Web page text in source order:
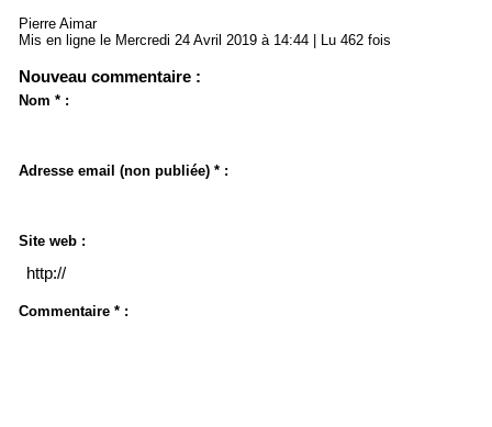
Pierre Aimar
Mis en ligne le Mercredi 24 Avril 2019 à 14:44 | Lu 462 fois
Nouveau commentaire :
Nom * :
Adresse email (non publiée) * :
Site web :
Commentaire * :